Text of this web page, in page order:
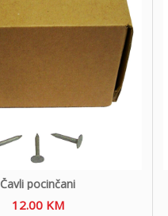
Čavli pocinčani
12.00 KM